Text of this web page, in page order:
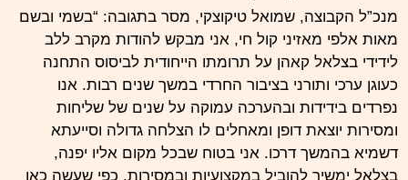
מנכ”ל הקבוצה, שמואל טיקוצקי, מסר בתגובה: “בשמי ובשם
מאות אלפי מאזיני קול חי, אני מבקש להודות מקרב ללב
לידידי בצלאל קאהן על תרומתו הייחודית לביסוס התחנה
כעוגן ערכי ותורני בציבור החרדי במשך שנים רבות. אנו
נפרדים בידידות ובהערכה עמוקה על שנים של שליחות
ומסירות יוצאת דופן ומאחלים לו הצלחה גדולה וסייעתא
דשמיא בהמשך דרכו. אני בטוח שבכל מקום אליו יפנה,
בצלאל ימשיך להוביל במקצועיות ובמסירות, כפי שעשה כאן